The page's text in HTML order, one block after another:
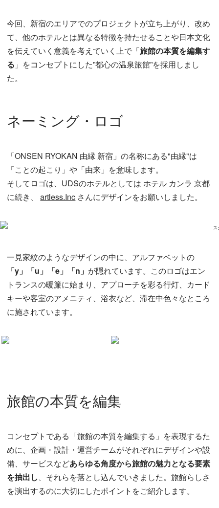
今回、新宿のエリアでのプロジェクトが立ち上がり、改め
て、他のホテルとは異なる特徴を持たせることや日本文化
を伝えていく意義を考えていく上で「旅館の本質を編集す
る 」をコンセプトにした”都心の温泉旅館”を採用しまし
た。
ネーミング・ロゴ
「ONSEN RYOKAN 由縁 新宿」の名称にある"由縁"は
「ことの起こり」や「由来」を意味します。
そしてロゴは、UDSのホテルとしては ホテル カンラ 京都
に続き、
artless.Inc さんにデザインをお願いしました。
一見家紋のようなデザインの中に、アルファベットの
「y」「u」「e」「n」 が隠れています。このロゴはエン
トランスの暖簾に始まり、アプローチを彩る行灯、カード
キーや客室のアメニティ、浴衣など、滞在中色々なところ
に施されています。
旅館の本質を編集
コンセプトである「旅館の本質を編集する」を表現するた
めに、企画・設計・運営チームがそれぞれにデザインや設
備、サービスなどあらゆる角度から旅館の魅力となる要素
を抽出し、それらを落とし込んでいきました。旅館らしさ
を演出するのに大切にしたポイントをご紹介します。